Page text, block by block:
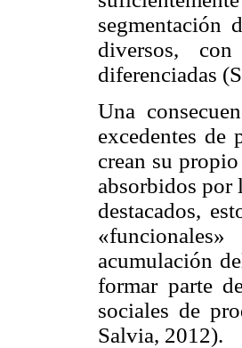
segmentación
diversos,
diferenciadas
Una
excedentes de
crean su
absorbidos por
destacados,
acumulación
formar parte
sociales de
Salvia, 2012).